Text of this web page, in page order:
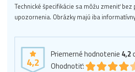
Technické špecifikácie sa môžu zmeniť bez
upozornenia. Obrázky majú iba
4,2
Priemerné hodnotenie 4,2
Ohodnotiť: